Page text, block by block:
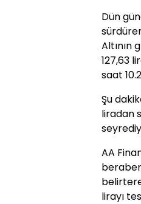
Dün
Altının
127,63
saat
Şu
liradan
AA
lirayı